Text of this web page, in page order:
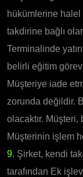
hükümlerine
takdirine bağlı
Terminalinde
belirli eğitim
Müşteriye iade
zorunda değildir.
olacaktır. Müşteri,
Müşterinin işlem
9. Şirket, kendi
tarafından Ek